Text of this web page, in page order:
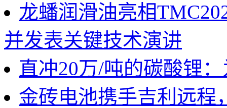
龙蟠润滑油亮相
并发表关键技术演讲
直冲20万/吨的碳酸锂
金砖电池携手吉利远程